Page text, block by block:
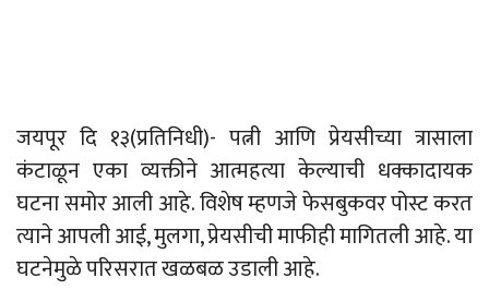
जयपूर दि १३(प्रतिनिधी)- पत्नी आणि प्रेयसीच्या त्रासाला
कंटाळून एका व्यक्तीने आत्महत्या केल्याची धक्कादायक
घटना समोर आली आहे. विशेष म्हणजे फेसबुकवर पोस्ट करत
त्याने आपली आई, मुलगा, प्रेयसीची माफीही मागितली आहे. या
घटनेमुळे परिसरात खळबळ उडाली आहे.